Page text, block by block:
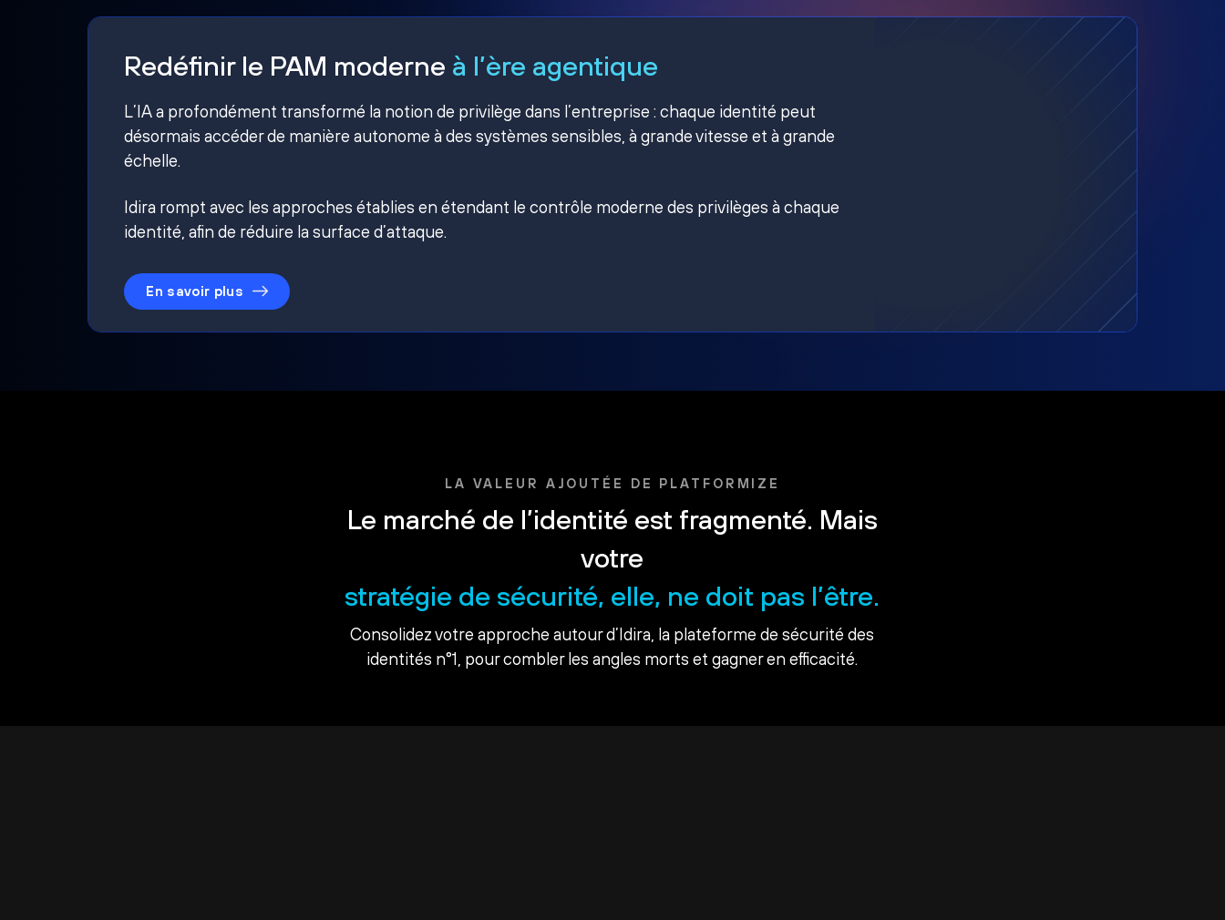
Redéfinir le PAM moderne à l’ère agentique
L’IA a profondément transformé la notion de privilège dans l’entreprise : chaque identité peut
désormais accéder de manière autonome à des systèmes sensibles, à grande vitesse et à grande
échelle.
Idira rompt avec les approches établies en étendant le contrôle moderne des privilèges à chaque
identité, afin de réduire la surface d’attaque.
En savoir plus
LA VALEUR AJOUTÉE DE PLATFORMIZE
Le marché de l’identité est fragmenté. Mais
votre
stratégie de sécurité, elle, ne doit pas l’être.
Consolidez votre approche autour d’Idira, la plateforme de sécurité des
identités n°1, pour combler les angles morts et gagner en efficacité.